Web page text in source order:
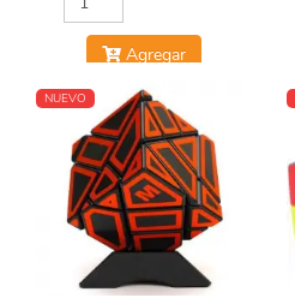
Agregar
NUEVO